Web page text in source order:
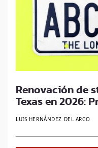
Renovación de
Texas en 2026:
LUIS HERNÁNDEZ DEL ARCO